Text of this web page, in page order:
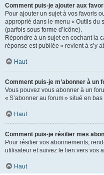
Comment puis-je ajouter aux
Pour ajouter un sujet à vos favoris
approprié dans le menu « Outils du
(parfois sous forme d’icône).
Répondre à un sujet en cochant la
réponse est publiée » revient à s’y
Haut
Comment puis-je m’abonner à un
Vous pouvez vous abonner à un
« S’abonner au forum » situé en
Haut
Comment puis-je résilier mes
Pour résilier vos abonnements,
utilisateur et suivez le lien vers vos
Haut